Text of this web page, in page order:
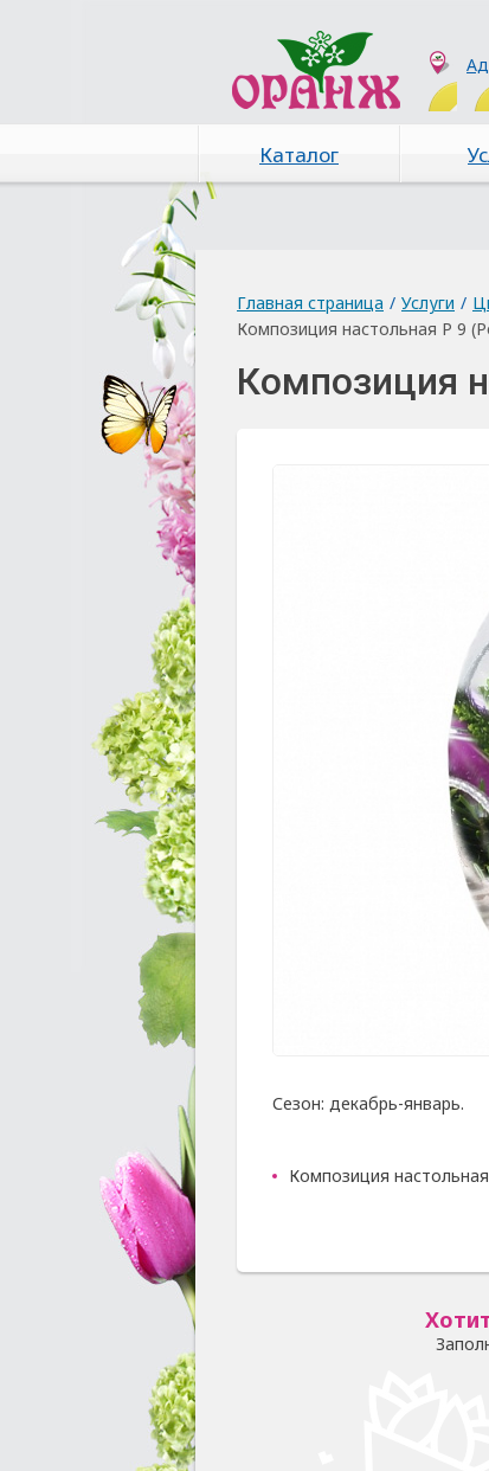
Каталог
Главная страница / Услуги /
Композиция настольная Р 9
Композиция
Сезон: декабрь-январь.
Композиция